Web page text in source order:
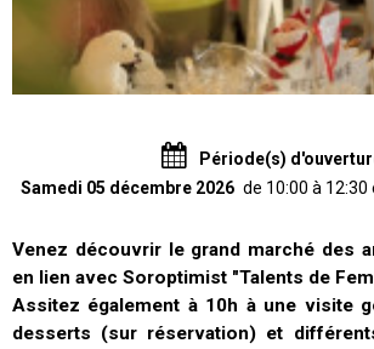
Période(s)
Samedi 05 décembre 2026 de 10:00 à 12:30
Venez découvrir le grand marché des
en lien avec Soroptimist "Talents de
Assitez également à 10h à une visite
desserts (sur réservation) et